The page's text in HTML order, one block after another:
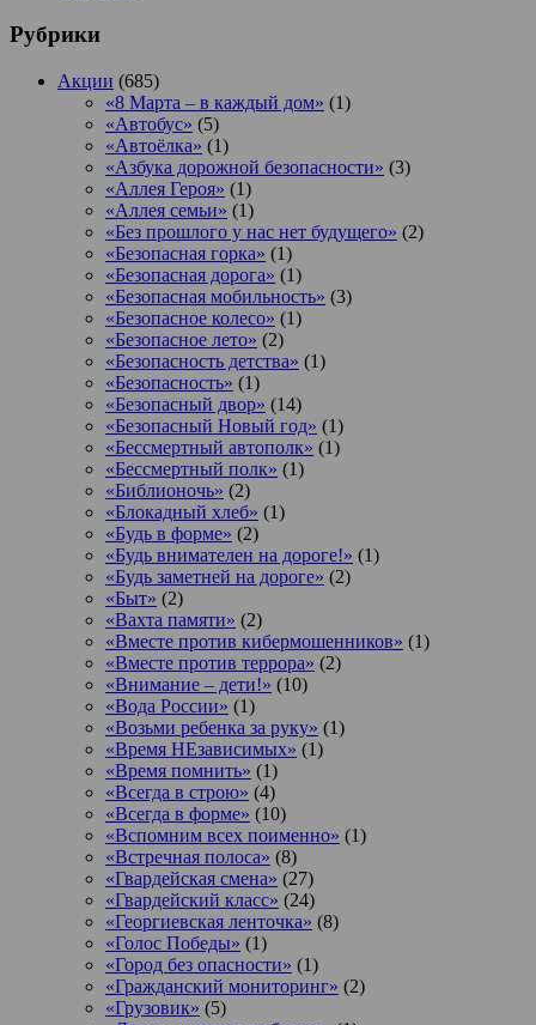
Рубрики
Акции (685)
«8 Марта – в каждый дом» (1)
«Автобус» (5)
«Автоёлка» (1)
«Азбука дорожной безопасности» (3)
«Аллея Героя» (1)
«Аллея семьи» (1)
«Без прошлого у нас нет будущего» (2)
«Безопасная горка» (1)
«Безопасная дорога» (1)
«Безопасная мобильность» (3)
«Безопасное колесо» (1)
«Безопасное лето» (2)
«Безопасность детства» (1)
«Безопасность» (1)
«Безопасный двор» (14)
«Безопасный Новый год» (1)
«Бессмертный автополк» (1)
«Бессмертный полк» (1)
«Библионочь» (2)
«Блокадный хлеб» (1)
«Будь в форме» (2)
«Будь внимателен на дороге!» (1)
«Будь заметней на дороге» (2)
«Быт» (2)
«Вахта памяти» (2)
«Вместе против кибермошенников» (1)
«Вместе против террора» (2)
«Внимание – дети!» (10)
«Вода России» (1)
«Возьми ребенка за руку» (1)
«Время НЕзависимых» (1)
«Время помнить» (1)
«Всегда в строю» (4)
«Всегда в форме» (10)
«Вспомним всех поименно» (1)
«Встречная полоса» (8)
«Гвардейская смена» (27)
«Гвардейский класс» (24)
«Георгиевская ленточка» (8)
«Голос Победы» (1)
«Город без опасности» (1)
«Гражданский мониторинг» (2)
«Грузовик» (5)